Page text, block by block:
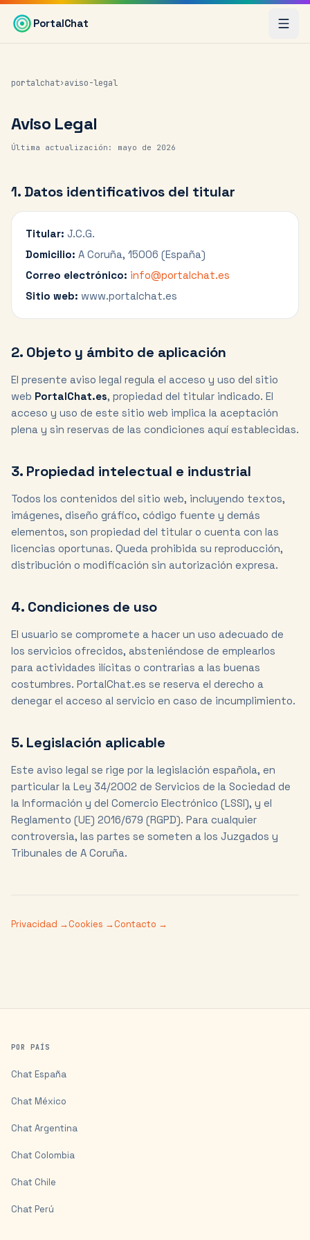
Saltar al contenido principal
PortalChat
portalchat›aviso-legal
Aviso Legal
Última actualización: mayo de 2026
1. Datos identificativos del titular
Titular: J.C.G.
Domicilio: A Coruña, 15006 (España)
Correo electrónico: info@portalchat.es
Sitio web: www.portalchat.es
2. Objeto y ámbito de aplicación
El presente aviso legal regula el acceso y uso del sitio
web PortalChat.es, propiedad del titular indicado. El
acceso y uso de este sitio web implica la aceptación
plena y sin reservas de las condiciones aquí establecidas.
3. Propiedad intelectual e industrial
Todos los contenidos del sitio web, incluyendo textos,
imágenes, diseño gráfico, código fuente y demás
elementos, son propiedad del titular o cuenta con las
licencias oportunas. Queda prohibida su reproducción,
distribución o modificación sin autorización expresa.
4. Condiciones de uso
El usuario se compromete a hacer un uso adecuado de
los servicios ofrecidos, absteniéndose de emplearlos
para actividades ilícitas o contrarias a las buenas
costumbres. PortalChat.es se reserva el derecho a
denegar el acceso al servicio en caso de incumplimiento.
5. Legislación aplicable
Este aviso legal se rige por la legislación española, en
particular la Ley 34/2002 de Servicios de la Sociedad de
la Información y del Comercio Electrónico (LSSI), y el
Reglamento (UE) 2016/679 (RGPD). Para cualquier
controversia, las partes se someten a los Juzgados y
Tribunales de A Coruña.
Privacidad →Cookies →Contacto →
POR PAÍS
Chat España
Chat México
Chat Argentina
Chat Colombia
Chat Chile
Chat Perú